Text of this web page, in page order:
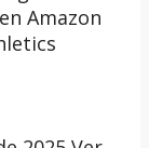
Amazon